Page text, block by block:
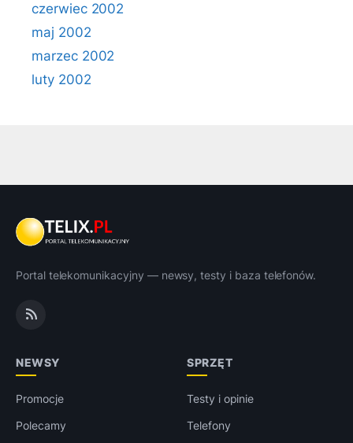
czerwiec 2002
maj 2002
marzec 2002
luty 2002
Portal telekomunikacyjny — newsy, testy i baza telefonów.
NEWSY
Promocje
Polecamy
SPRZĘT
Testy i opinie
Telefony